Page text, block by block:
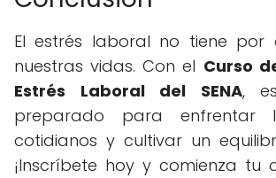
El estrés laboral no tiene por
nuestras vidas. Con el Curso
Estrés Laboral del SENA,
preparado para enfrentar
cotidianos y cultivar un
¡Inscríbete hoy y comienza tu